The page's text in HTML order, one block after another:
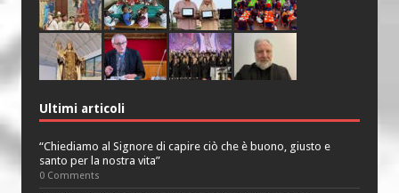
Ultimi articoli
“Chiediamo al Signore di capire ciò che è buono, giusto e
santo per la nostra vita”
0 Comments